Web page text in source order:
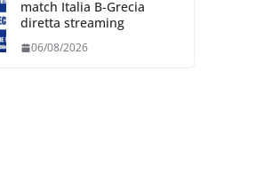
match Italia B-Grecia
diretta streaming
06/08/2026